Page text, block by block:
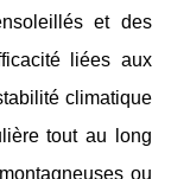
et des
liées aux
climatique
tout au long
ou